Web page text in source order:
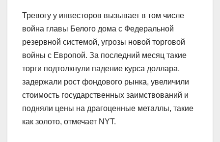
Тревогу у инвесторов вызывает в том числе
война главы Белого дома с Федеральной
резервной системой, угрозы новой торговой
войны с Европой. За последний месяц такие
торги подтолкнули падение курса доллара,
задержали рост фондового рынка, увеличили
стоимость государственных заимствований и
подняли цены на драгоценные металлы, такие
как золото, отмечает NYT.